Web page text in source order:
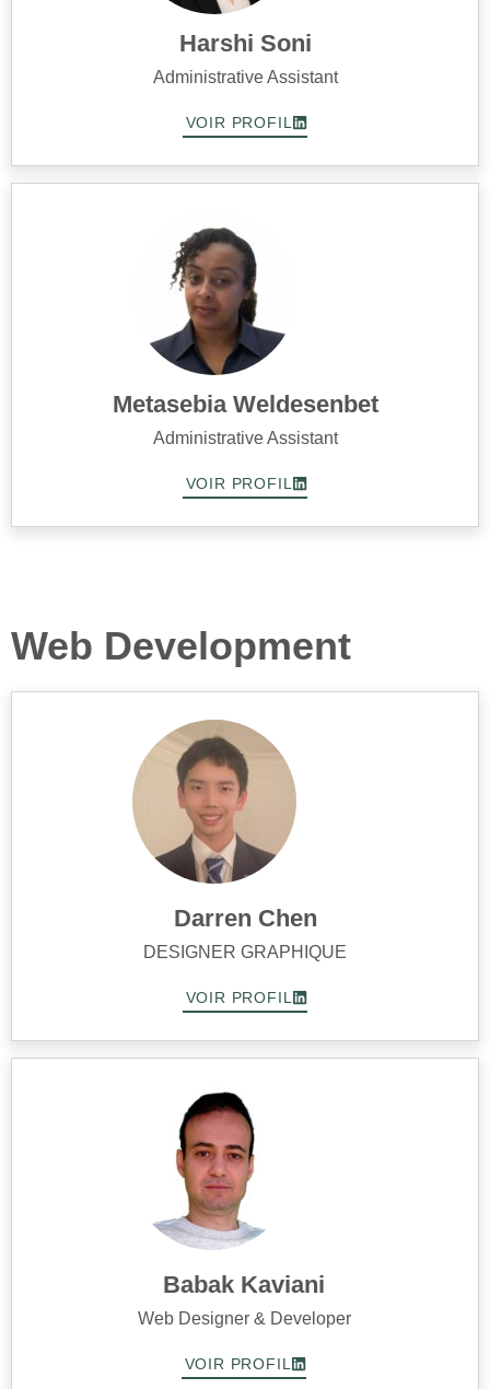
Harshi Soni
Administrative Assistant
VOIR PROFIL
Metasebia Weldesenbet
Administrative Assistant
VOIR PROFIL
Web Development
Darren Chen
DESIGNER GRAPHIQUE
VOIR PROFIL
Babak Kaviani
Web Designer & Developer
VOIR PROFIL